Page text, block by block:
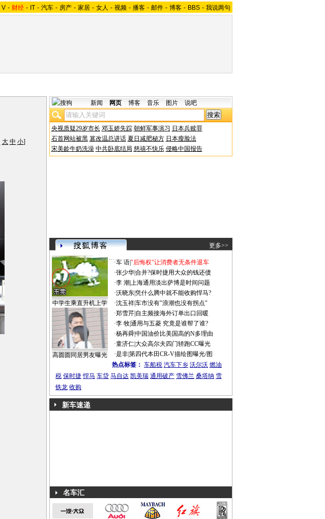
V - 财经 - IT - 汽车 - 房产 - 家居 - 女人 - 视频 - 播客 - 邮件 - 博客 - BBS - 我说两句
大 中 小]
新闻 网页 博客 音乐 图片 说吧
央视质疑29岁市长 邓玉娇失踪 朝鲜军事演习 日本兵赎罪
石首网站被黑 篡改温总讲话 夏日减肥秘方 日本瘦脸法
宋美龄牛奶洗澡 中共卧底结局 慈禧不快乐 侵略中国报告
更多>>
中学生乘直升机上学
高圆圆同居男友曝光
·车 语|"后悔权"让消费者无条件退车
·张少华|合并?保时捷用大众的钱还债
·李 潮 上海通用淡出萨博是时间问题
·沃晓东|凭什么腾中就不能收购悍马?
·沈玉祥|车市没有"浪潮也没有拐点"
·郑雪芹| 自主频接海外订单出口回暖
·李 牧|通用与五菱 究竟是谁帮了谁?
·杨再舜|中国油价比美国高的N多理由
·童济仁|大众高尔夫四门轿跑CC曝光
·是非|第四代本田CR-V描绘图曝光/图
热点标签： 车船税 汽车下乡 沃尔沃 燃油
税 保时捷 悍马 车贷 马自达 凯美瑞 通用破产 雪佛兰 桑塔纳 雪
铁龙 收购
新车速递
名车汇